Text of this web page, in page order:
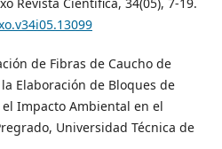
de Fibras de Caucho de
Elaboración de Bloques de
Impacto Ambiental en el
Universidad Técnica de